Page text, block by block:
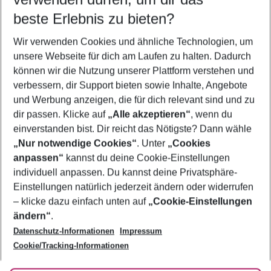
5-8 Nächte
2 Erwachsene Keine Kinder
Mehr Filter anzeigen
Footer
Footer navigation
Über uns
AGB
Bestpreisgarantie
Cookie-Einstellungen ändern
Cookie-Richtlinie
Agenturbetreuung
Barrierefreies Reisen
Folge uns
beste Erlebnis zu bieten?
Wir verwenden Cookies und ähnliche Technologien, um
unsere Webseite für dich am Laufen zu halten. Dadurch
können wir die Nutzung unserer Plattform verstehen und
verbessern, dir Support bieten sowie Inhalte, Angebote
und Werbung anzeigen, die für dich relevant sind und zu
dir passen. Klicke auf „Alle akzeptieren“, wenn du
einverstanden bist. Dir reicht das Nötigste? Dann wähle
„Nur notwendige Cookies“. Unter „Cookies
anpassen“ kannst du deine Cookie-Einstellungen
individuell anpassen. Du kannst deine Privatsphäre-
Einstellungen natürlich jederzeit ändern oder widerrufen
– klicke dazu einfach unten auf „Cookie-Einstellungen
ändern“.
Datenschutz-Informationen
Impressum
Cookie/Tracking-Informationen